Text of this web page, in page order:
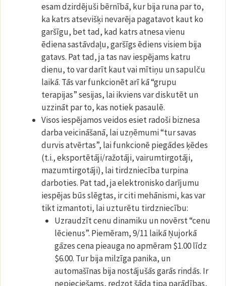
esam dzirdējuši bērnībā, kur bija runa par to,
ka katrs atsevišķi nevarēja pagatavot kaut ko
garšīgu, bet tad, kad katrs atnesa vienu
ēdiena sastāvdaļu, garšīgs ēdiens visiem bija
gatavs. Pat tad, ja tas nav iespējams katru
dienu, to var darīt kaut vai mītiņu un sapulču
laikā. Tās var funkcionēt arī kā “grupu
terapijas” sesijas, lai ikviens var diskutēt un
uzzināt par to, kas notiek pasaulē.
Visos iespējamos veidos esiet radoši biznesa
darba veicināšanā, lai uzņēmumi “tur savas
durvis atvērtas”, lai funkcionē piegādes ķēdes
(t.i., eksportētāji/ražotāji, vairumtirgotāji,
mazumtirgotāji), lai tirdzniecība turpina
darboties. Pat tad, ja elektronisko darījumu
iespējas būs slēgtas, ir citi mehānismi, kas var
tikt izmantoti, lai uzturētu tirdzniecību:
Uzraudzīt cenu dinamiku un novērst “cenu
lēcienus”. Piemēram, 9/11 laikā Ņujorkā
gāzes cena pieauga no apmēram $1.00 līdz
$6.00. Tur bija milzīga panika, un
automašīnas bija nostājušās garās rindās. Ir
nepieciešams, redzot šāda tipa parādības,